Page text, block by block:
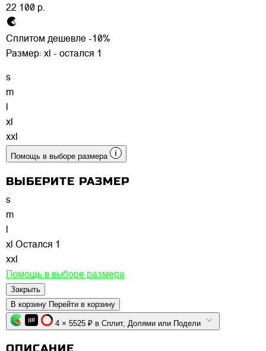
22 100 р.
Сплитом дешевле -10%
Размер: xl - остался 1
s
m
l
xl
xxl
Помощь в выборе размера
ВЫБЕРИТЕ РАЗМЕР
s
m
xl Остался 1
xxl
Помощь в выборе размера
Закрыть
В корзину Перейти в корзину
4 × 5525 ₽ в Сплит, Долями или Подели
ОПИСАНИЕ